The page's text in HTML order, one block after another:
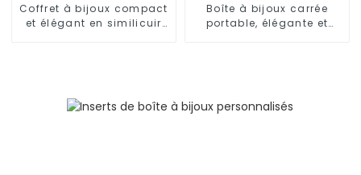
Coffret à bijoux compact
et élégant en similicuir
Boîte à bijoux carrée
portable, élégante et